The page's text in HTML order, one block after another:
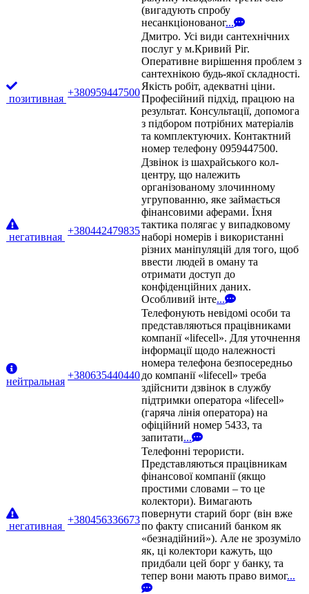
(вигадують спробу
несанкціонованог...
позитивная
+380959447500
Дмитро. Усі види сантехнічних
послуг у м.Кривий Ріг.
Оперативне вирішення проблем з
сантехнікою будь-якої складності.
Якість робіт, адекватні ціни.
Професійний підхід, працюю на
результат. Консультації, допомога
з підбором потрібних матеріалів
та комплектуючих. Контактний
номер телефону 0959447500.
негативная
+380442479835
Дзвінок із шахрайського кол-
центру, що належить
організованому злочинному
угрупованню, яке займається
фінансовими аферами. Їхня
тактика полягає у випадковому
наборі номерів і використанні
різних маніпуляцій для того, щоб
ввести людей в оману та
отримати доступ до
конфіденційних даних.
Особливий інте...
нейтральная
+380635440440
Телефонують невідомі особи та
представляються працівниками
компанії «lifecell». Для уточнення
інформації щодо належності
номера телефона безпосередньо
до компанії «lifecell» треба
здійснити дзвінок в службу
підтримки оператора «lifecell»
(гаряча лінія оператора) на
офіційний номер 5433, та
запитати...
негативная
+380456336673
Телефонні терористи.
Представляються працівникам
фінансової компанії (якщо
простими словами – то це
колектори). Вимагають
повернути старий борг (він вже
по факту списаний банком як
«безнадійний»). Але не зрозуміло
як, ці колектори кажуть, що
придбали цей борг у банку, та
тепер вони мають право вимог...